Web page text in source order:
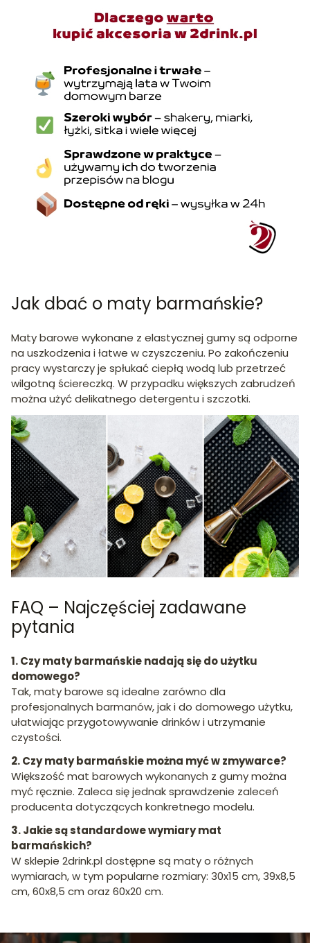
Jak dbać o maty barmańskie?
Maty barowe wykonane z elastycznej gumy są odporne
na uszkodzenia i łatwe w czyszczeniu. Po zakończeniu
pracy wystarczy je spłukać ciepłą wodą lub przetrzeć
wilgotną ściereczką. W przypadku większych zabrudzeń
można użyć delikatnego detergentu i szczotki.
FAQ – Najczęściej zadawane
pytania
1. Czy maty barmańskie nadają się do użytku
domowego?
Tak, maty barowe są idealne zarówno dla
profesjonalnych barmanów, jak i do domowego użytku,
ułatwiając przygotowywanie drinków i utrzymanie
czystości.
2. Czy maty barmańskie można myć w zmywarce?
Większość mat barowych wykonanych z gumy można
myć ręcznie. Zaleca się jednak sprawdzenie zaleceń
producenta dotyczących konkretnego modelu.
3. Jakie są standardowe wymiary mat
barmańskich?
W sklepie 2drink.pl dostępne są maty o różnych
wymiarach, w tym popularne rozmiary: 30x15 cm, 39x8,5
cm, 60x8,5 cm oraz 60x20 cm.